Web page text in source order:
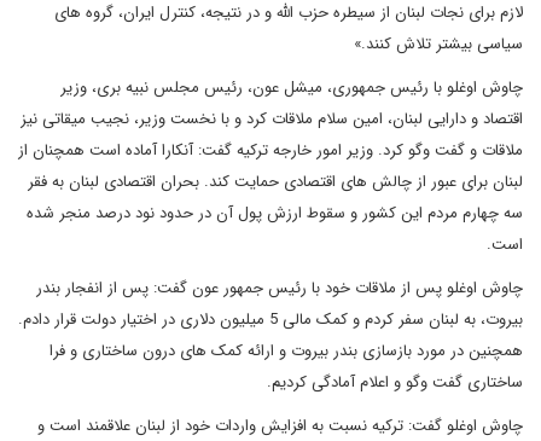
لازم برای نجات لبنان از سیطره حزب الله و در نتیجه، کنترل ایران، گروه های
سیاسی بیشتر تلاش کنند.»
چاوش اوغلو با رئیس جمهوری، میشل عون، رئیس مجلس نبیه بری، وزیر
اقتصاد و دارایی لبنان، امین سلام ملاقات کرد و با نخست وزیر، نجیب میقاتی نیز
ملاقات و گفت وگو کرد. وزیر امور خارجه ترکیه گفت: آنکارا آماده است همچنان از
لبنان برای عبور از چالش های اقتصادی حمایت کند. بحران اقتصادی لبنان به فقر
سه چهارم مردم این کشور و سقوط ارزش پول آن در حدود نود درصد منجر شده
است.
چاوش اوغلو پس از ملاقات خود با رئیس جمهور عون گفت: پس از انفجار بندر
بیروت، به لبنان سفر کردم و کمک مالی 5 میلیون دلاری در اختیار دولت قرار دادم.
همچنین در مورد بازسازی بندر بیروت و ارائه کمک های درون ساختاری و فرا
ساختاری گفت وگو و اعلام آمادگی کردیم.
چاوش اوغلو گفت: ترکیه نسبت به افزایش واردات خود از لبنان علاقمند است و